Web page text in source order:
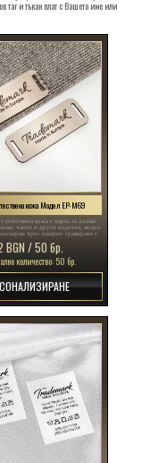
таг и тъкан плат с Вашето име или
кожа Модел EP-M69
естествена кожа с марка за дънки,
чанти и други изделия, модел
чрез лазерно гравиране с
данните на производителя.
BGN / 50 бр.
количество: 50 бр.